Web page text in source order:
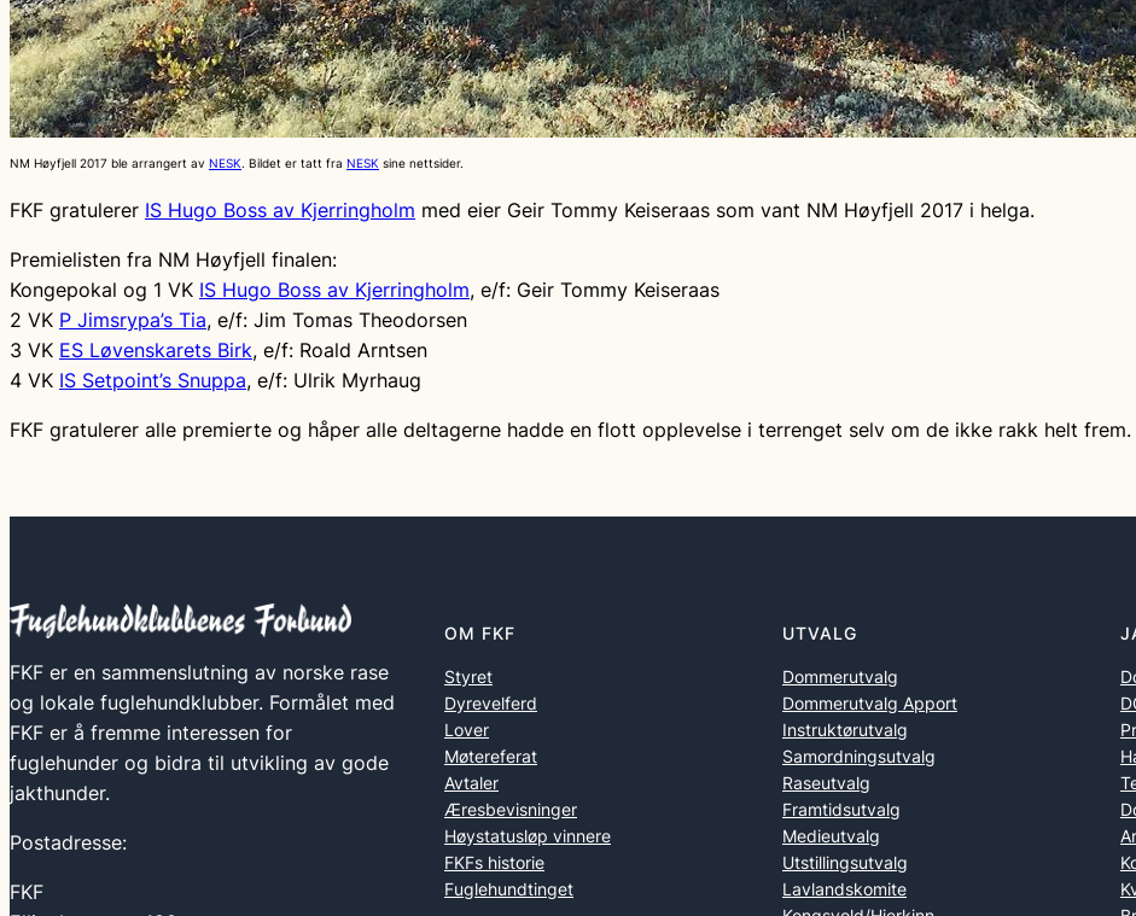
NM Høyfjell 2017 ble arrangert av NESK. Bildet er tatt fra NESK sine nettsider.
FKF gratulerer IS Hugo Boss av Kjerringholm med eier Geir Tommy Keiseraas som vant NM Høyfjell 2017 i helga.
Premielisten fra NM Høyfjell finalen:
Kongepokal og 1 VK IS Hugo Boss av Kjerringholm, e/f: Geir Tommy Keiseraas
2 VK P Jimsrypa’s Tia, e/f: Jim Tomas Theodorsen
3 VK ES Løvenskarets Birk, e/f: Roald Arntsen
4 VK IS Setpoint’s Snuppa, e/f: Ulrik Myrhaug
FKF gratulerer alle premierte og håper alle deltagerne hadde en flott opplevelse i terrenget selv om de ikke rakk helt frem.
FKF er en sammenslutning av norske rase
og lokale fuglehundklubber. Formålet med
FKF er å fremme interessen for
fuglehunder og bidra til utvikling av gode
jakthunder.
Postadresse:
FKF
OM FKF
Styret
Dyrevelferd
Lover
Møtereferat
Avtaler
Æresbevisninger
Høystatusløp vinnere
FKFs historie
Fuglehundtinget
UTVALG
Dommerutvalg
Dommerutvalg Apport
Instruktørutvalg
Samordningsutvalg
Raseutvalg
Framtidsutvalg
Medieutvalg
Utstillingsutvalg
Lavlandskomite